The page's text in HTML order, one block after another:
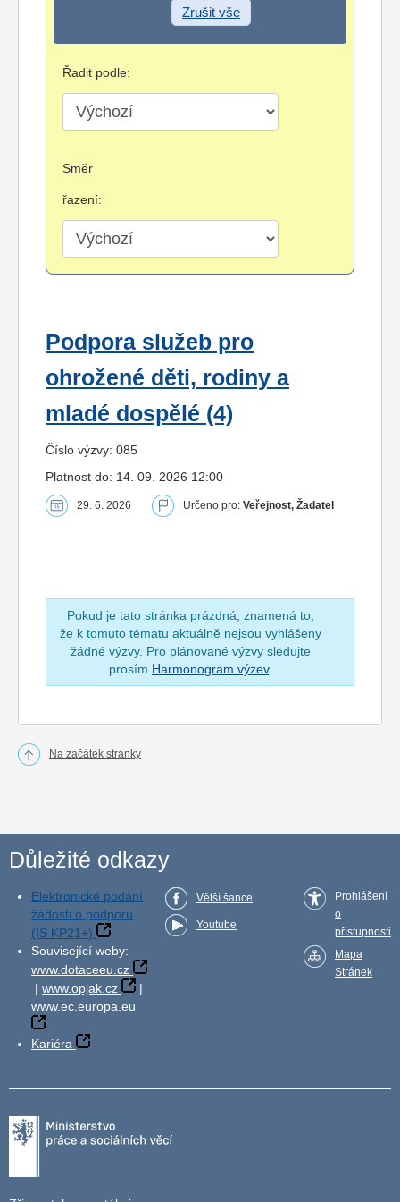
Zrušit vše
Řadit podle:
Směr
řazení:
Podpora služeb pro
ohrožené děti, rodiny a
mladé dospělé (4)
Číslo výzvy: 085
Platnost do: 14. 09. 2026 12:00
29. 6. 2026 Určeno pro: Veřejnost, Žadatel
Pokud je tato stránka prázdná, znamená to,
že k tomuto tématu aktuálně nejsou vyhlášeny
žádné výzvy. Pro plánované výzvy sledujte
prosím Harmonogram výzev.
Na začátek stránky
Důležité odkazy
Elektronické podání
žádosti o podporu
(IS KP21+)
Související weby:
www.dotaceeu.cz
| www.opjak.cz
|
www.ec.europa.eu
Kariéra
Větší šance
Youtube
Prohlášení
o
přístupnosti
Mapa
Stránek